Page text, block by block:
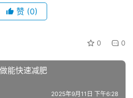
赞 (0)
0 0
能快速减肥
2025年9月11日 下午6:28